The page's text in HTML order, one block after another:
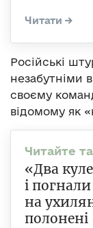
Російські
незабутніми
своєму
відомому як
«Два
і
на
полонені